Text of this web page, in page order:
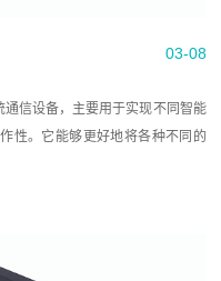
03-08
信设备，主要用于实现不同智能
性。它能够更好地将各种不同的